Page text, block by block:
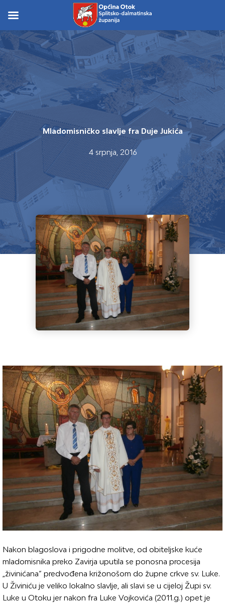
content
content
Mladomisničko slavlje fra Duje Jukića
4 srpnja, 2016
Nakon blagoslova i prigodne molitve, od obiteljske kuće
mladomisnika preko Zavirja uputila se ponosna procesija
„živinićana“ predvođena križonošom do župne crkve sv. Luke.
U Živiniću je veliko lokalno slavlje, ali slavi se u cijeloj Župi sv.
Luke u Otoku jer nakon fra Luke Vojkovića (2011.g.) opet je